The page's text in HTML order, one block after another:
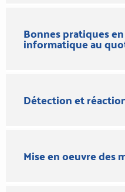
Bonnes pratiques
informatique au
Détection et
Mise en oeuvre des